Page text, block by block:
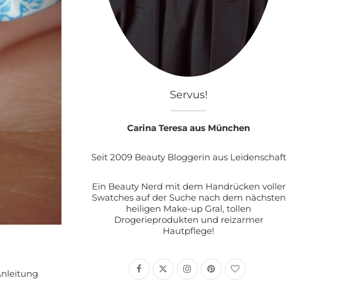
Servus!
Carina Teresa aus München
Seit 2009 Beauty Bloggerin aus Leidenschaft
Ein Beauty Nerd mit dem Handrücken voller
Swatches auf der Suche nach dem nächsten
heiligen Make-up Gral, tollen
Drogerieprodukten und reizarmer
Hautpflege!